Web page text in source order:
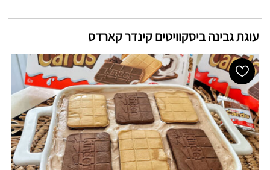
עוגת גבינה ביסקוויטים קינדר קארדס